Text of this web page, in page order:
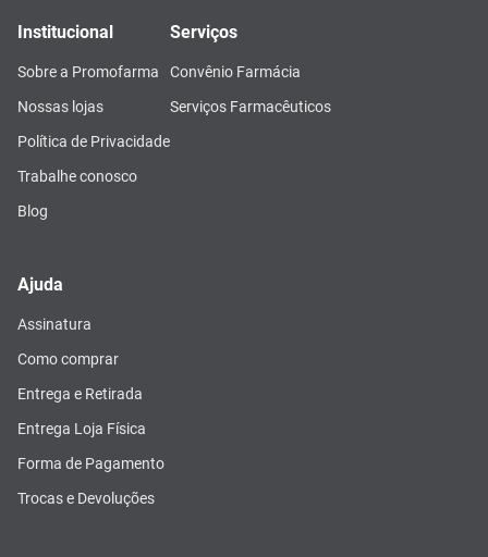
Institucional
Sobre a Promofarma
Nossas lojas
Política de Privacidade
Trabalhe conosco
Blog
Serviços
Convênio Farmácia
Serviços Farmacêuticos
Ajuda
Assinatura
Como comprar
Entrega e Retirada
Entrega Loja Física
Forma de Pagamento
Trocas e Devoluções